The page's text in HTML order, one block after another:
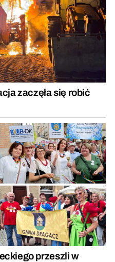
zaczęła się robić
przeszli w